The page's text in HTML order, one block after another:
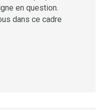
en question.
dans ce cadre